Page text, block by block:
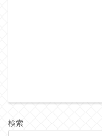
検索